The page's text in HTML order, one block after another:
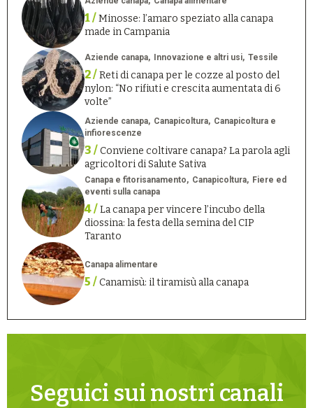
1 /Minosse: l’amaro speziato alla canapa
made in Campania
Aziende canapa Innovazione e altri usi Tessile
2 /Reti di canapa per le cozze al posto del
nylon: “No rifiuti e crescita aumentata di 6
volte”
Aziende canapa Canapicoltura
Canapicoltura e
infiorescenze
3 /Conviene coltivare canapa? La parola agli
agricoltori di Salute Sativa
Canapa e fitorisanamento Canapicoltura
Fiere ed
eventi sulla canapa
4 /La canapa per vincere l’incubo della
diossina: la festa della semina del CIP
Taranto
Canapa alimentare
5 /Canamisù: il tiramisù alla canapa
Seguici sui nostri canali